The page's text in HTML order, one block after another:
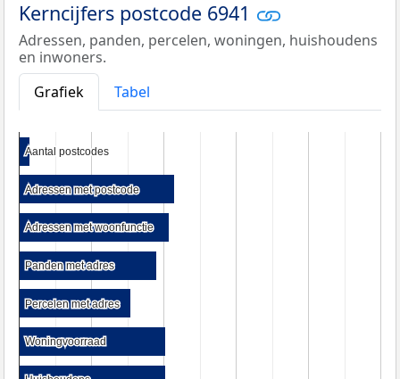
Kerncijfers postcode 6941
Adressen, panden, percelen, woningen, huishoudens
en inwoners.
Grafiek
Tabel
Aantal postcodes
Aantal postcodes
Adressen met postcode
Adressen met postcode
Adressen met woonfunctie
Adressen met woonfunctie
Panden met adres
Panden met adres
Percelen met adres
Percelen met adres
Woningvoorraad
Woningvoorraad